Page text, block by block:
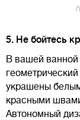
5. Не бойтесь
В вашей
украшены
красными
Автономный